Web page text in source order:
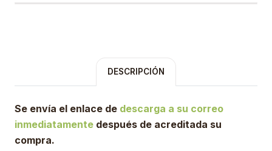
DESCRIPCIÓN
Se envía el enlace de descarga a su correo
inmediatamente después de acreditada su
compra.